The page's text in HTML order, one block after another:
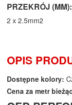
PRZEKRÓJ (MM):
2 x 2.5mm2
OPIS
Dostępne kolory:
Cena za metr